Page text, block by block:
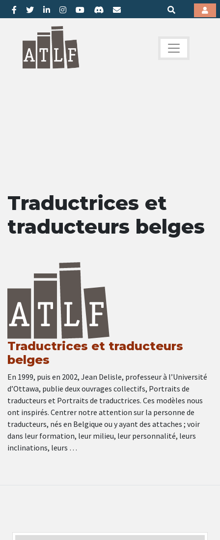
Traductrices et
traducteurs belges
Traductrices et traducteurs
belges
En 1999, puis en 2002, Jean Delisle, professeur à l’Université
d’Ottawa, publie deux ouvrages collectifs, Portraits de
traducteurs et Portraits de traductrices. Ces modèles nous
ont inspirés. Centrer notre attention sur la personne de
traducteurs, nés en Belgique ou y ayant des attaches ; voir
dans leur formation, leur milieu, leur personnalité, leurs
inclinations, leurs …